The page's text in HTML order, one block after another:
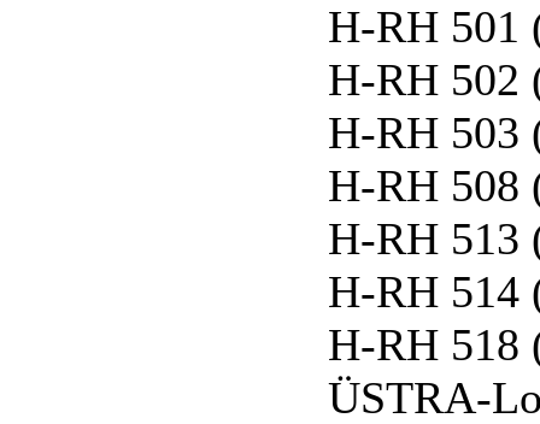
H-RH 501
H-RH 502
H-RH 503
H-RH 508
H-RH 513
H-RH 514
H-RH 518
ÜSTRA-